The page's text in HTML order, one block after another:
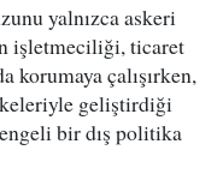
yalnızca askeri
işletmeciliği, ticaret
korumaya çalışırken,
geliştirdiği
bir dış politika